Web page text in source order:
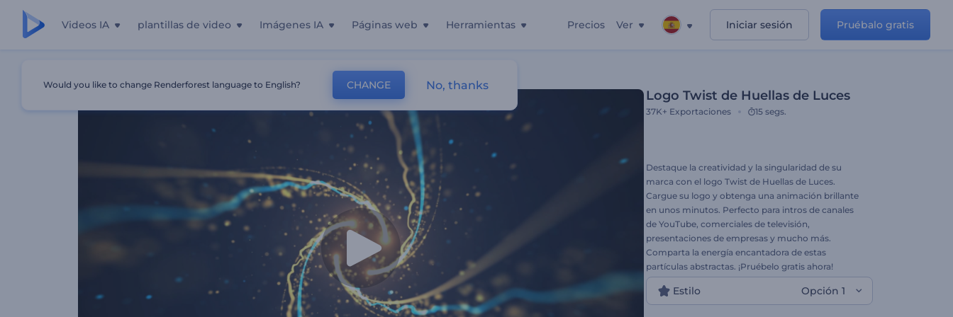
Videos IA plantillas de video Imágenes IA Páginas web Herramientas Precios Ver Iniciar sesión Pruébalo gratis
Logo Twist de Huellas de Luces
37K+ Exportaciones 15 segs.
Destaque la creatividad y la singularidad de su
marca con el logo Twist de Huellas de Luces.
Cargue su logo y obtenga una animación brillante
en unos minutos. Perfecto para intros de canales
de YouTube, comerciales de televisión,
presentaciones de empresas y mucho más.
Comparta la energía encantadora de estas
partículas abstractas. ¡Pruébelo gratis ahora!
Estilo Opción 1
Would you like to change Renderforest language to English? CHANGE No, thanks